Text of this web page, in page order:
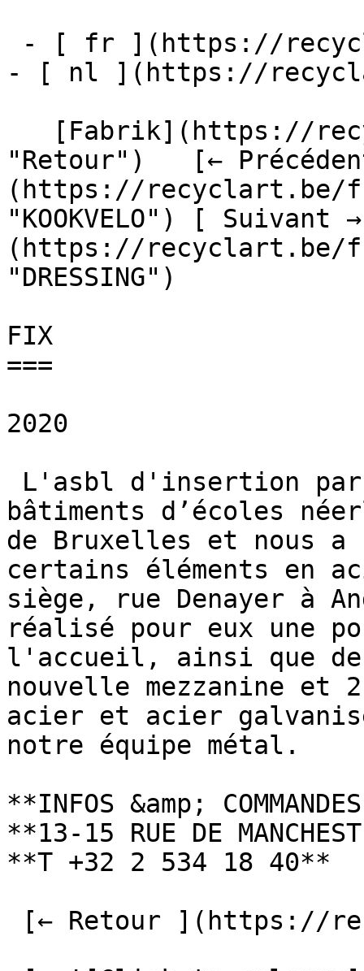
- [ nl ](https://
"Retour")   [←
(https://recyclart.be/
"KOOKVELO") [ Suivant
(https://recyclart.be/
"DRESSING")
FIX
===
2020
bâtiments d’écoles
de Bruxelles et nous
certains éléments en
siège, rue Denayer à
réalisé pour eux une
l'accueil, ainsi que
nouvelle mezzanine
acier et acier
notre équipe métal.
**INFOS &amp;
**13-15 RUE DE
**T +32 2 534 18 40**